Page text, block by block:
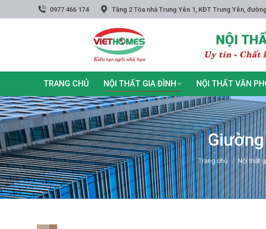
0977 466 174 Tầng 2 Tòa nhà Trung Yên 1, KĐT Trung Yên,
TRANG CHỦ NỘI THẤT GIA ĐÌNH NỘI THẤT VĂN
You are here:
Trang chủ Nội thất